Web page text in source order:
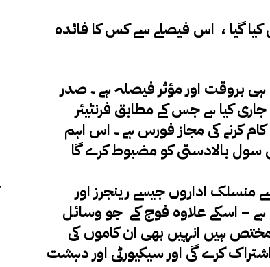
تفصیلات کے مطابق فرنٹیئر کانسٹیبلری کو فیڈرل کانسٹیبلری میں تبدیل کرنا بہت ہی بروقت اور مؤثر فیصلہ ہے ۔ صدر
جاری کیا ہے جس کے مطابق فرنٹیئر
کرنے کی مجاز فورس ہے ۔ اس اہم
سول بالادستی کو مضبوط کرے گا
منسلک اداروں جیسے رینجرز اور
ہے – اسکے علاوہ فوج کے جو وسائل
مختص ہیں انہیں بھی ان کاموں کی
کرے گی اور سیکیورٹی اور دہشت